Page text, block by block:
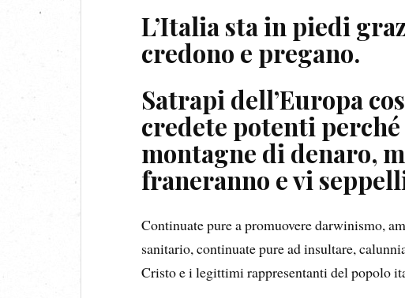
L’Italia sta in piedi
credono e pregano.
Satrapi dell’Europa
credete potenti
montagne di denaro,
franeranno e vi
Continuate pure a promuovere darwinismo,
sanitario, continuate pure ad insultare,
Cristo e i legittimi rappresentanti del popolo